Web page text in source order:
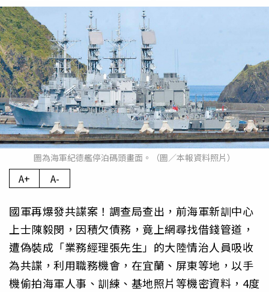
圖為海軍紀德艦停泊碼頭畫面。（圖／本報資料照片）
A+ A-
國軍再爆發共諜案！調查局查出，前海軍新訓中心
上士陳毅閔，因積欠債務，竟上網尋找借錢管道，
遭偽裝成「業務經理張先生」的大陸情治人員吸收
為共諜，利用職務機會，在宜蘭、屏東等地，以手
機偷拍海軍人事、訓練、基地照片等機密資料，4度